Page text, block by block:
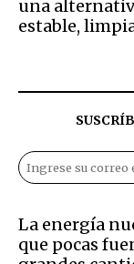
una
estable,
La energía
que pocas